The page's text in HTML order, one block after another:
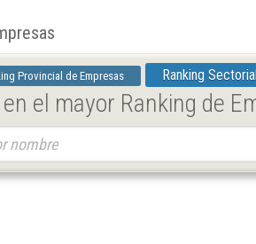
Provincial de Empresas Ranking
el mayor Ranking de